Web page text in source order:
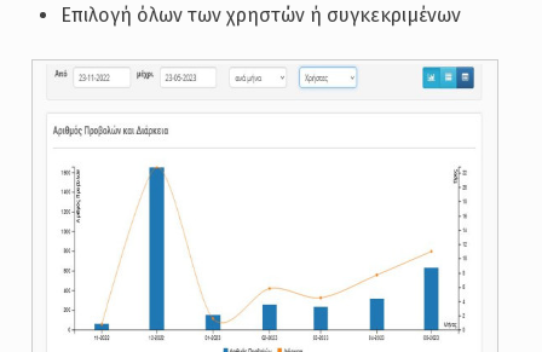
Επιλογή όλων των χρηστών ή συγκεκριμένων